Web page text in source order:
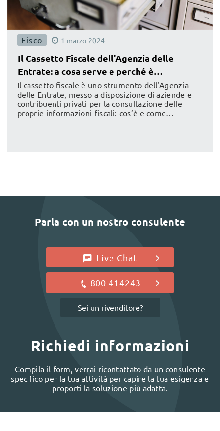
Fisco 1 marzo 2024
Il Cassetto Fiscale dell'Agenzia delle
Entrate: a cosa serve e perché è
importante collegarlo al gestionale
Il cassetto fiscale è uno strumento dell'Agenzia
delle Entrate, messo a disposizione di aziende e
contribuenti privati per la consultazione delle
proprie informazioni fiscali: cos’è e come
Parla con un nostro consulente
Live Chat
800 414243
Sei un rivenditore?
Richiedi informazioni
Compila il form, verrai ricontattato da un consulente
specifico per la tua attività per capire la tua esigenza e
proporti la soluzione più adatta.